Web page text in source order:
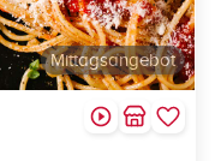
Mittagsangebot